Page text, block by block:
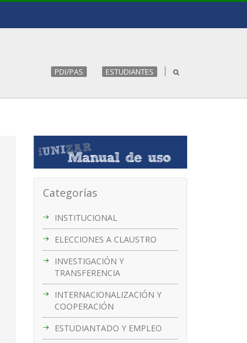
PDI/PAS ESTUDIANTES
Categorías
INSTITUCIONAL
ELECCIONES A CLAUSTRO
INVESTIGACIÓN Y
TRANSFERENCIA
INTERNACIONALIZACIÓN Y
COOPERACIÓN
ESTUDIANTADO Y EMPLEO